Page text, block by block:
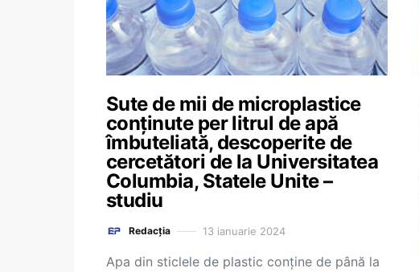
Sute de mii de microplastice
conținute per litrul de apă
îmbuteliată, descoperite de
cercetători de la Universitatea
Columbia, Statele Unite –
studiu
Redacția 13 ianuarie 2024
Apa din sticlele de plastic conţine de până la